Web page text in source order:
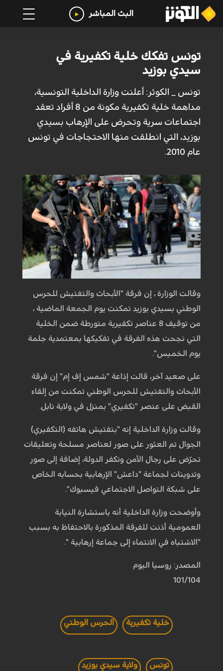
البث المباشر
تونس تفكك خلية تكفيرية في
سيدي بوزيد
تونس _ الكوثر: أعلنت وزارة الداخلية التونسية،
مداهمة خلية تكفيرية مكونة من 8 أفراد تعقد
اجتماعات سرية وتحرض على الإرهاب بسيدي
بوزيد، التي انطلقت منها الاحتجاجات في تونس
عام 2010.
وقالت الوزارة ، إن فرقة "الأبحاث والتفتيش للحرس
الوطني بسيدي بوزيد تمكنت يوم الجمعة الماضية ،
من توقيف 8 عناصر تكفيرية متورطة ضمن الخلية
التي نجحت هذه الفرقة في تفكيكها بمعتمدية جلمة
يوم الخميس".
على صعيد آخر، قالت إذاعة "شمس إف إم" إن فرقة
الأبحاث والتفتيش للحرس الوطني تمكنت من إلقاء
القبض على عنصر "تكفيري" بمنزل في ولاية نابل.
وقالت وزارة الداخلية إنه "بتفتيش هاتفه (التكفيري)
الجوال تم العثور على صور لعناصر مسلحة وتعليقات
تحرّض على رجال الأمن وتكفر الدولة، إضافة إلى صور
وتدوينات لجماعة "داعش" الإرهابية بحسابه الخاص
على شبكة التواصل الاجتماعي فيسبوك".
وأوضحت وزارة الداخلية أنه باستشارة النيابة
العمومية أذنت للفرقة المذكورة بالاحتفاظ به بسبب
"الاشتباه في الانتماء إلى جماعة إرهابية ".
المصدر: روسيا اليوم
101/104
خلية تكفيرية الحرس الوطني
تونس ولاية سيدي بوزيد